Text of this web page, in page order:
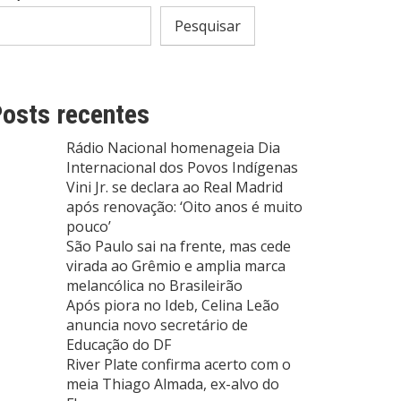
Pesquisar
recentes
Rádio Nacional homenageia Dia
Internacional dos Povos Indígenas
Vini Jr. se declara ao Real Madrid
após renovação: ‘Oito anos é muito
pouco’
São Paulo sai na frente, mas cede
virada ao Grêmio e amplia marca
melancólica no Brasileirão
Após piora no Ideb, Celina Leão
anuncia novo secretário de
Educação do DF
River Plate confirma acerto com o
meia Thiago Almada, ex-alvo do